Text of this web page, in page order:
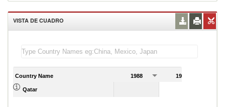
VISTA DE CUADRO
Country Name 1988 1989
Qatar